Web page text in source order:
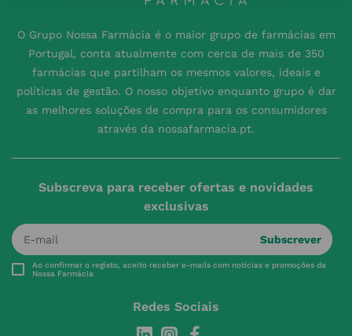
O Grupo Nossa Farmácia é o maior grupo de farmácias em
Portugal, conta atualmente com cerca de mais de 350
farmácias que partilham os mesmos valores, ideais e
políticas de gestão. O nosso objetivo enquanto grupo é dar
as melhores soluções de compra para os consumidores
através da nossafarmacia.pt.
Subscreva para receber ofertas e novidades
exclusivas
Subscrever
Ao confirmar o registo, aceito receber e-mails com notícias e promoções da
Nossa Farmácia
Redes Sociais